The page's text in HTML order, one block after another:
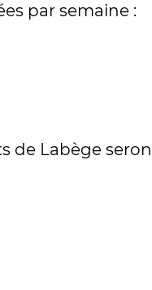
par semaine :
de Labège